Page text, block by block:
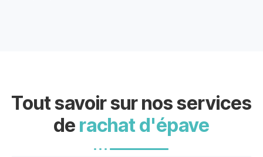
Tout savoir sur nos services
de rachat d'épave